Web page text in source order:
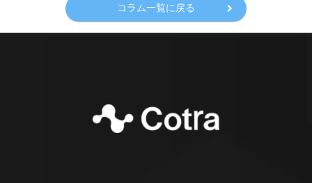
コラム一覧に戻る